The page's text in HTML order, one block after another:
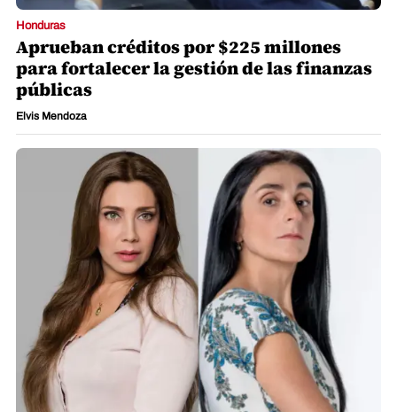
Honduras
Aprueban créditos por $225 millones
para fortalecer la gestión de las finanzas
públicas
Elvis Mendoza